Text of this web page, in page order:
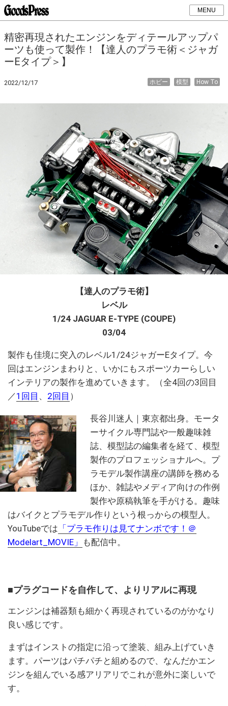
MENU
精密再現されたエンジンをディテールアップパ
ーツも使って製作！【達人のプラモ術＜ジャガ
ーEタイプ＞】
2022/12/17 How To
模型
ホビー
【達人のプラモ術】
レベル
1/24 JAGUAR E-TYPE (COUPE)
03/04
製作も佳境に突入のレベル1/24ジャガーEタイプ。今
回はエンジンまわりと、いかにもスポーツカーらしい
インテリアの製作を進めていきます。（全4回の3回目
／1回目 、 2回目 ）
長谷川迷人｜東京都出身。モータ
ーサイクル専門誌や一般趣味雑
誌、模型誌の編集者を経て、模型
製作のプロフェッショナルへ。プ
ラモデル製作講座の講師を務める
ほか、雑誌やメディア向けの作例
製作や原稿執筆を手がける。趣味
はバイクとプラモデル作りという根っからの模型人。
YouTubeでは 「プラモ作りは見てナンボです！＠
Modelart_MOVIE」
も配信中。
■プラグコードを自作して、よりリアルに再現
エンジンは補器類も細かく再現されているのがかなり
良い感じです。
まずはインストの指定に沿って塗装、組み上げていき
ます。パーツはパチパチと組めるので、なんだかエン
ジンを組んでいる感アリアリでこれが意外に楽しいで
す。